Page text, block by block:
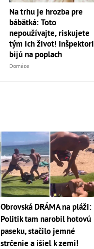
Na trhu je hrozba pre
bábätká: Toto
nepoužívajte, riskujete
tým ich život! Inšpektori
bijú na poplach
Domáce
Obrovská DRÁMA na pláži:
Politik tam narobil hotovú
paseku, stačilo jemné
strčenie a išiel k zemi!